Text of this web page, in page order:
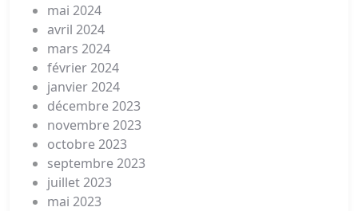
mai 2024
avril 2024
mars 2024
février 2024
janvier 2024
décembre 2023
novembre 2023
octobre 2023
septembre 2023
juillet 2023
mai 2023